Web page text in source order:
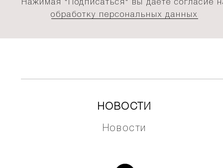
Нажимая "Подписаться" вы даёте согласие
обработку персональных данных
НОВОСТИ
Новости